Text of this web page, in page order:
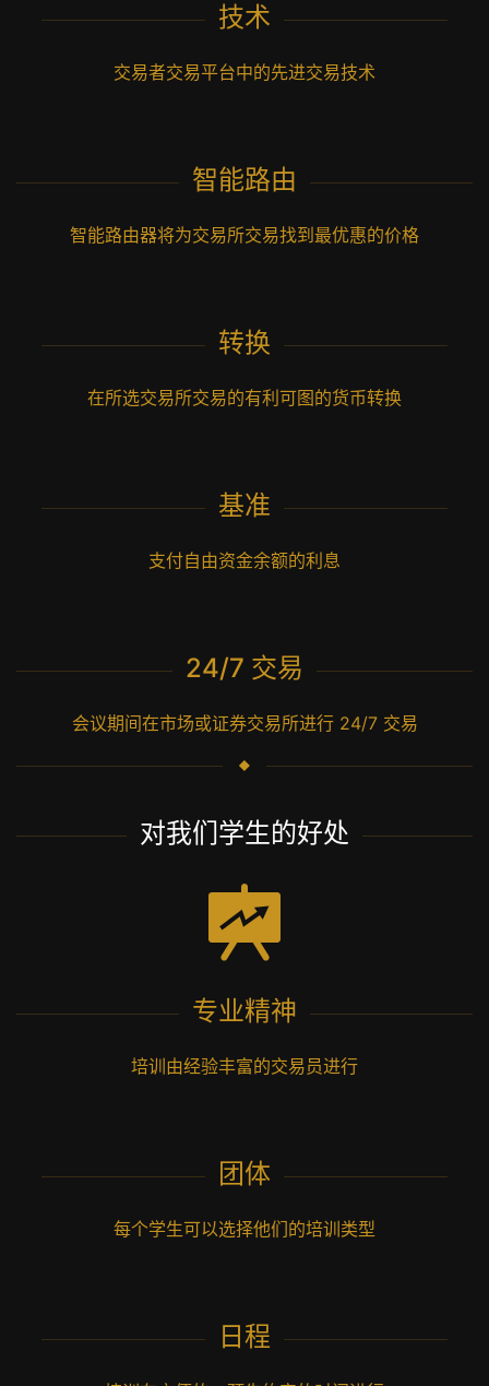
技术
交易者交易平台中的先进交易技术
智能路由
智能路由器将为交易所交易找到最优惠的价格
转换
在所选交易所交易的有利可图的货币转换
基准
支付自由资金余额的利息
24/7 交易
会议期间在市场或证券交易所进行 24/7 交易
对我们学生的好处
专业精神
培训由经验丰富的交易员进行
团体
每个学生可以选择他们的培训类型
日程